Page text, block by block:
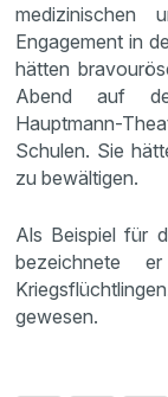
medizinischen
Engagement in
hätten
Abend auf
Hauptmann-
Schulen. Sie
zu bewältigen.
Als Beispiel für
bezeichnete
gewesen.